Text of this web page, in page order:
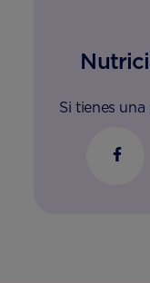
Si tienes